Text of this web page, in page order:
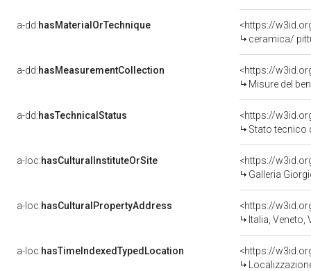
a-dd:hasMaterialOrTechnique
<https://
ceramica/
a-dd:hasMeasurementCollection
<https://
Misure del
a-dd:hasTechnicalStatus
<https://
Stato tecnico
a-loc:hasCulturalInstituteOrSite
<https://
Galleria
a-loc:hasCulturalPropertyAddress
<https://
Italia, Veneto,
a-loc:hasTimeIndexedTypedLocation
<https://